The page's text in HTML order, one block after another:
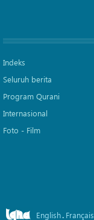
Indeks
Seluruh berita
Program Qurani
Internasional
Foto - Film
English. Français